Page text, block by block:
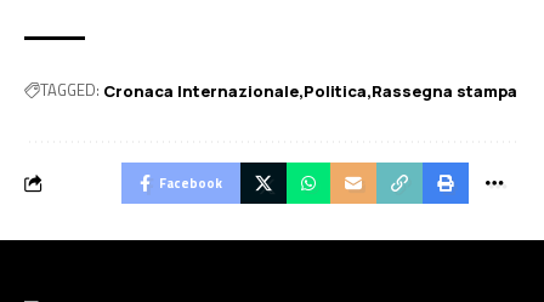
TAGGED: Cronaca Internazionale Politica Rassegna stampa
Facebook